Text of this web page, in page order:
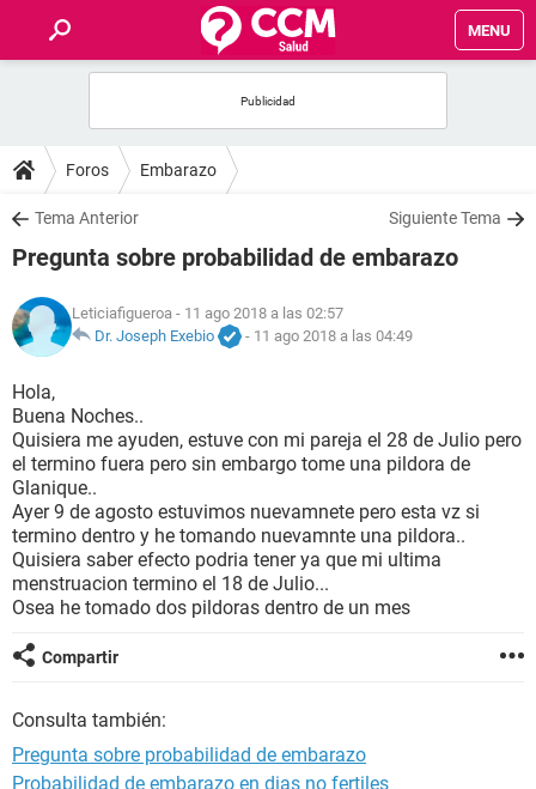
MENU
FOROS
SALUD
FAMILIA
NUTRICIÓN
BIENESTAR
SEXUALIDAD
GLOSARIO
Foros Embarazo
Tema Anterior Siguiente Tema
Pregunta sobre probabilidad de embarazo
Leticiafigueroa - 11 ago 2018 a las 02:57
Dr. Joseph Exebio
- 11 ago 2018 a las 04:49
Hola,
Buena Noches..
Quisiera me ayuden, estuve con mi pareja el 28 de Julio pero
el termino fuera pero sin embargo tome una pildora de
Glanique..
Ayer 9 de agosto estuvimos nuevamnete pero esta vz si
termino dentro y he tomando nuevamnte una pildora..
Quisiera saber efecto podria tener ya que mi ultima
menstruacion termino el 18 de Julio...
Osea he tomado dos pildoras dentro de un mes
Compartir
Consulta también:
Pregunta sobre probabilidad de embarazo
Probabilidad de embarazo en dias no fertiles